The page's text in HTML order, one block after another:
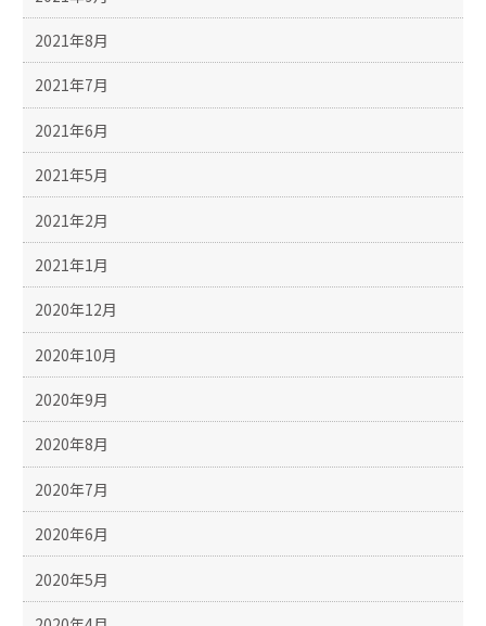
2021年8月
2021年7月
2021年6月
2021年5月
2021年2月
2021年1月
2020年12月
2020年10月
2020年9月
2020年8月
2020年7月
2020年6月
2020年5月